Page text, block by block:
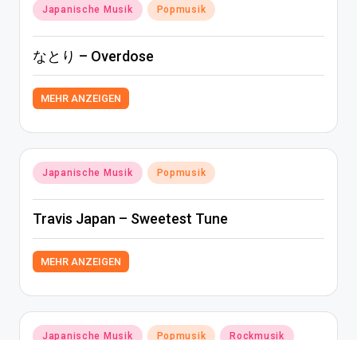
Posted
in
Japanische Musik Popmusik
なとり – Overdose
MEHR ANZEIGEN
Posted
in
Japanische Musik Popmusik
Travis Japan – Sweetest Tune
MEHR ANZEIGEN
Posted
Japanische Musik Popmusik Rockmusik